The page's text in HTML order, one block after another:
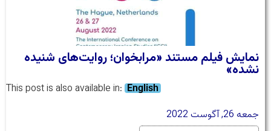
نمایش فیلم مستند «مرابخوان؛ روایت‌های شنیده
نشده»
This post is also available in: English
جمعه 26, آگوست 2022